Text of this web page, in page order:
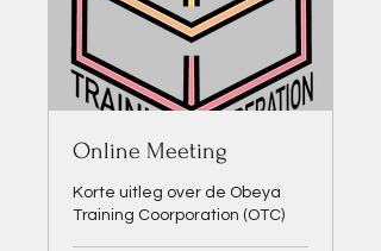
Online Meeting
Korte uitleg over de Obeya
Training Coorporation (OTC)